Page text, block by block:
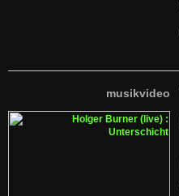
musikvideo